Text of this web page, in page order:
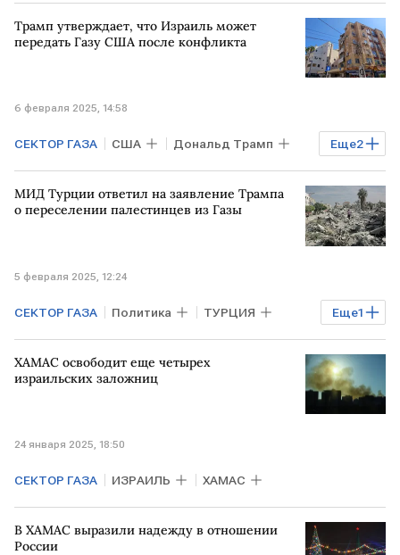
Дональд Трамп покупка
Трамп утверждает, что Израиль может
передать Газу США после конфликта
6 февраля 2025, 14:58
Еще2
СЕКТОР ГАЗА США Дональд Трамп
ИЗРАИЛЬ ПАЛЕСТИНА
МИД Турции ответил на заявление Трампа
о переселении палестинцев из Газы
5 февраля 2025, 12:24
Еще1
СЕКТОР ГАЗА Политика ТУРЦИЯ
США
ХАМАС освободит еще четырех
израильских заложниц
24 января 2025, 18:50
СЕКТОР ГАЗА ИЗРАИЛЬ ХАМАС
В ХАМАС выразили надежду в отношении
России